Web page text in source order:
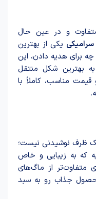
و در عین حال
یکی از بهترین
برای هدیه داد‌ن، این
بهترین شکل منتقل
قیمت مناسب، کاملاً با
ظرف نوشیدنی نیست؛
که به زیبایی و خاص
متفاوت‌تر از ماگ‌های
جذاب رو به سبد